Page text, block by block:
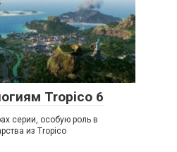
Tropico 6
серии, особую роль в
из Tropico